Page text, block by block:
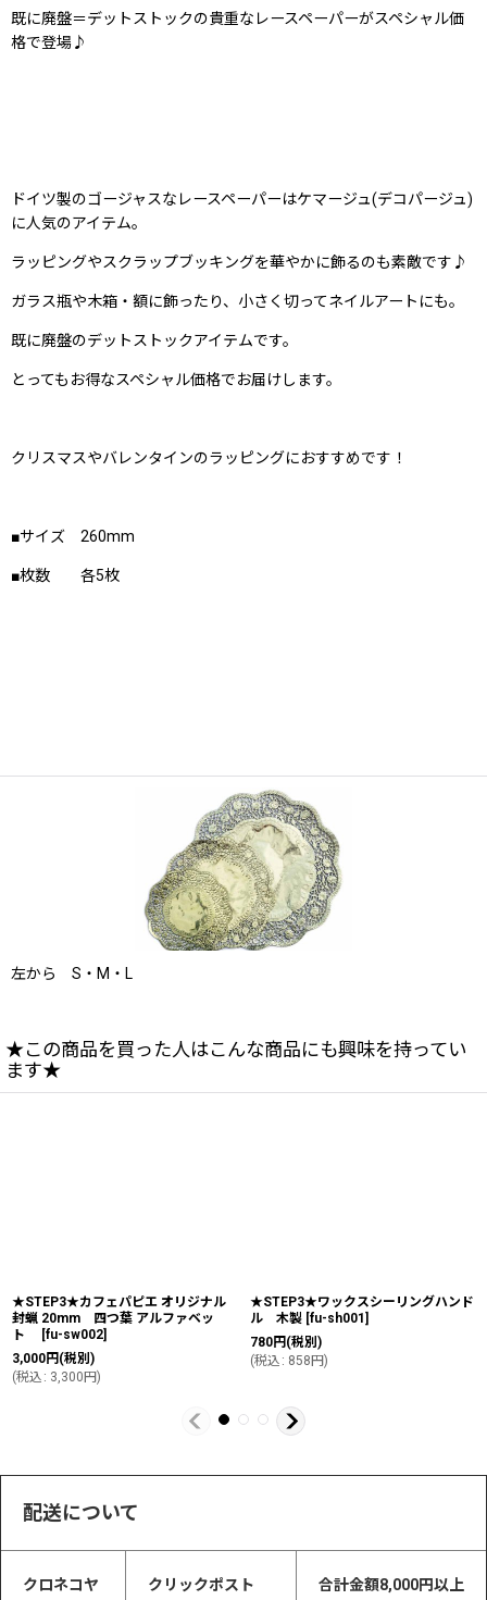
既に廃盤＝デットストックの貴重なレースペーパーがスペシャル価
格で登場♪
ドイツ製のゴージャスなレースペーパーはケマージュ(デコパージュ)
に人気のアイテム。
ラッピングやスクラップブッキングを華やかに飾るのも素敵です♪
ガラス瓶や木箱・額に飾ったり、小さく切ってネイルアートにも。
既に廃盤のデットストックアイテムです。
とってもお得なスペシャル価格でお届けします。
クリスマスやバレンタインのラッピングにおすすめです！
■サイズ 260mm
■枚数 各5枚
左から S・M・L
★この商品を買った人はこんな商品にも興味を持ってい
ます★
★STEP3★カフェパピエ オリジナル
封蝋 20mm 四つ葉 アルファベッ
ト
[fu-sw002]
3,000円 (税別)
(税込 : 3,300円)
★STEP3★ワックスシーリングハンド
ル 木製 [fu-sh001]
780円 (税別)
(税込 : 858円)
配送について
クロネコヤ クリックポスト 合計金額8,000円以上